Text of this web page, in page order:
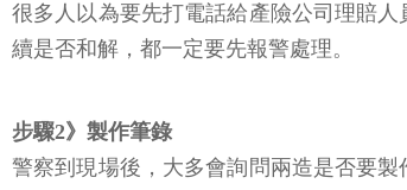
很多人以為要先打電話給產險公司理賠
續是否和解，都一定要先報警處理。
步驟2》製作筆錄
警察到現場後，大多會詢問兩造是否要